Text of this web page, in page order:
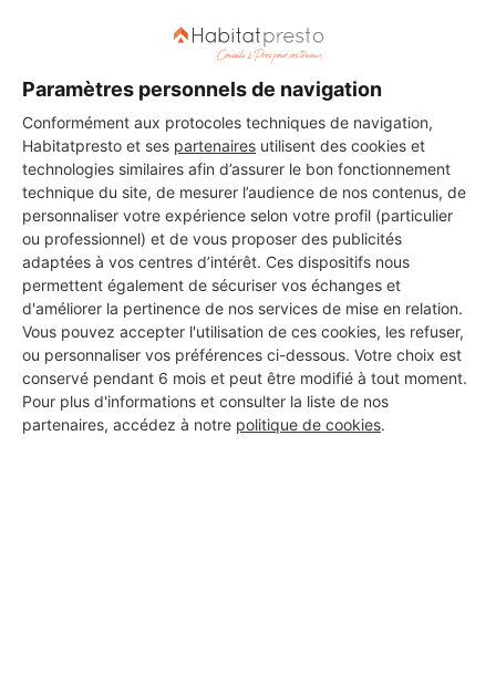
Paramètres personnels de navigation
Conformément aux protocoles techniques de navigation,
Habitatpresto et ses partenaires utilisent des cookies et
technologies similaires afin d’assurer le bon fonctionnement
technique du site, de mesurer l’audience de nos contenus, de
personnaliser votre expérience selon votre profil (particulier
ou professionnel) et de vous proposer des publicités
adaptées à vos centres d’intérêt. Ces dispositifs nous
permettent également de sécuriser vos échanges et
d'améliorer la pertinence de nos services de mise en relation.
Vous pouvez accepter l'utilisation de ces cookies, les refuser,
ou personnaliser vos préférences ci-dessous. Votre choix est
conservé pendant 6 mois et peut être modifié à tout moment.
Pour plus d'informations et consulter la liste de nos
partenaires, accédez à notre politique de cookies.
DEMANDER UN DEVIS